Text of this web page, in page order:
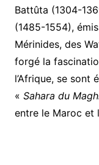
Battûta (1304-
(1485-1554),
Mérinides, des
forgé la
l’Afrique, se sont
« Sahara du
entre le Maroc et